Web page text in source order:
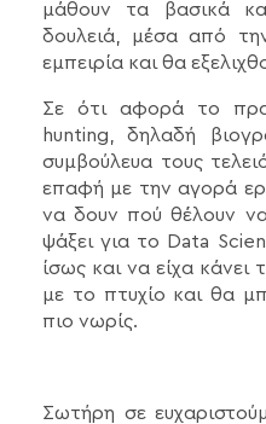
μάθουν τα βασικά
δουλειά, μέσα από
εμπειρία και θα
Σε ότι αφορά το
hunting, δηλαδή
συμβούλευα τους
επαφή με την αγορά
να δουν πού θέλουν
ψάξει για το Data
ίσως και να είχα
με το πτυχίο και θα
πιο νωρίς.
Σωτήρη σε